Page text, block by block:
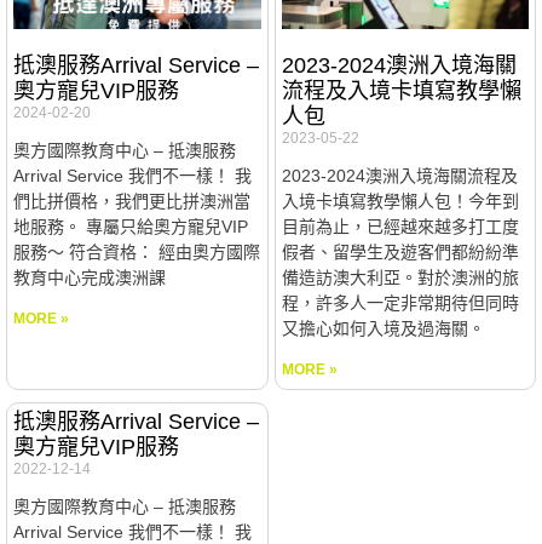
抵澳服務Arrival Service –
奧方寵兒VIP服務
2024-02-20
奧方國際教育中心 – 抵澳服務
Arrival Service 我們不一樣！ 我
們比拼價格，我們更比拼澳洲當
地服務。 專屬只給奧方寵兒VIP
服務～ 符合資格： 經由奧方國際
教育中心完成澳洲課
MORE »
2023-2024澳洲入境海關
流程及入境卡填寫教學懶
人包
2023-05-22
2023-2024澳洲入境海關流程及
入境卡填寫教學懶人包！今年到
目前為止，已經越來越多打工度
假者、留學生及遊客們都紛紛準
備造訪澳大利亞。對於澳洲的旅
程，許多人一定非常期待但同時
又擔心如何入境及過海關。
MORE »
抵澳服務Arrival Service –
奧方寵兒VIP服務
2022-12-14
奧方國際教育中心 – 抵澳服務
Arrival Service 我們不一樣！ 我